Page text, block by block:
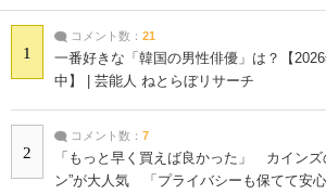
1
コメント数： 21
一番好きな「韓国の男性俳優」は？【
中】 | 芸能人 ねとらぼリサーチ
2
コメント数： 7
「もっと早く買えば良かった」 カインズ
ン”が大人気 「プライバシーも保てて安